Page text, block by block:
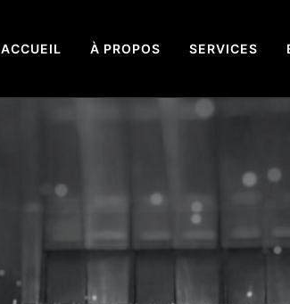
ACCUEIL À PROPOS SERVICES